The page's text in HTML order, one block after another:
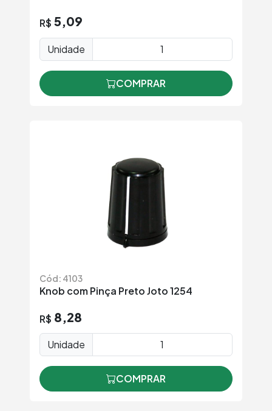
R$ 5,09
Unidade
COMPRAR
Cód: 4103
Knob com Pinça Preto Joto 1254
R$ 8,28
Unidade
COMPRAR